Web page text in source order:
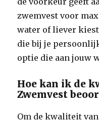
zwemvest voor
water of liever
die bij je
optie die aan jouw
Hoe kan ik de
Zwemvest
Om de kwaliteit